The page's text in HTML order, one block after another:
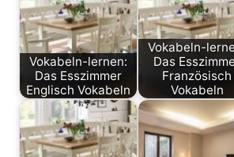
Vokabeln-lernen:
Das Esszimmer
Englisch Vokabeln
Vokabeln-
Das
Französisch
Vokabeln